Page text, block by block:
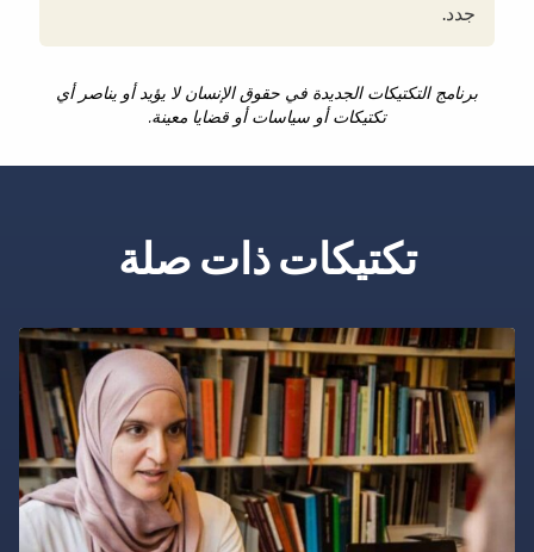
جدد.
برنامج التكتيكات الجديدة في حقوق الإنسان لا يؤيد أو يناصر أي
تكتيكات أو سياسات أو قضايا معينة.
تكتيكات ذات صلة